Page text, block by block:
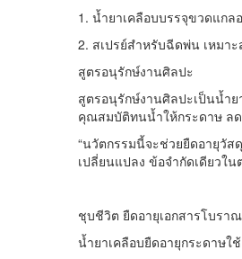
1. น้ำยาเคลือบบรรจุขวดแก
2. สเปรย์สำหรับฉีดพ่น เหมา
สูตรอนุรักษ์งานศิลปะ
สูตรอนุรักษ์งานศิลปะเป็นน้ำ
คุณสมบัติทนน้ำให้กระดาษ ลด
“นวัตกรรมนี้จะช่วยยืดอายุวัส
เปลี่ยนแปลง ข้อจำกัดเดียวใ
ชุบชีวิต ยืดอายุเอกสารโบรา
น้ำยาเคลือบยืดอายุกระดาษ